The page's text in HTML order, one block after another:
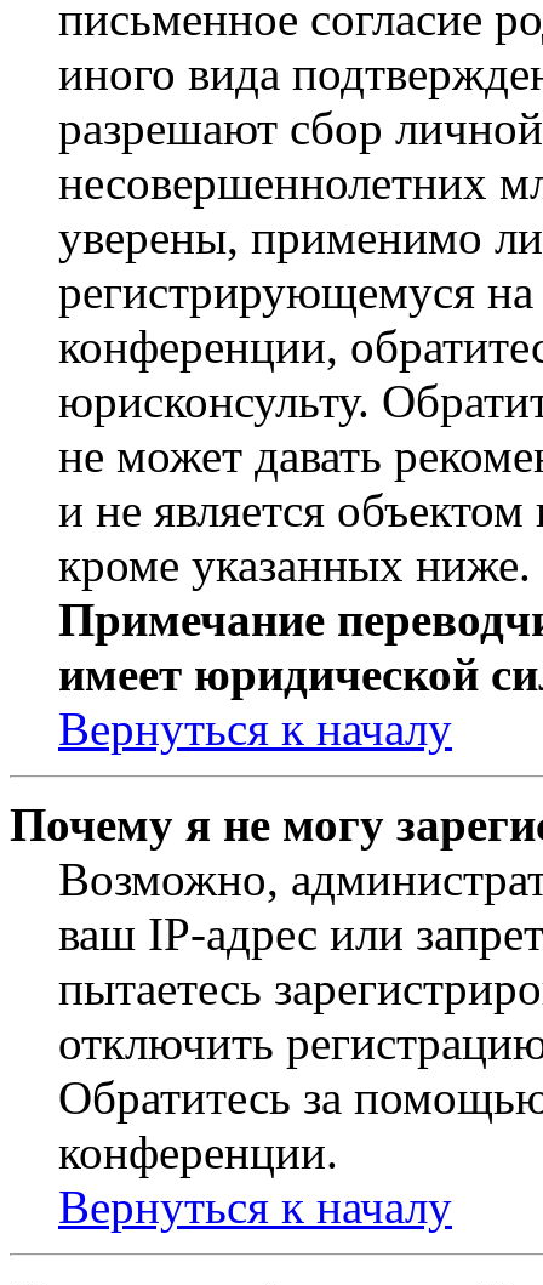
письменное согласие
иного вида
разрешают сбор
несовершеннолетних
уверены, применимо
регистрирующемуся
конференции,
юрисконсульту.
не может давать
и не является
кроме указанных ниже.
Примечание
имеет юридической
Вернуться к началу
Почему я не могу
Возможно,
ваш IP-адрес или
пытаетесь
отключить
Обратитесь за
конференции.
Вернуться к началу